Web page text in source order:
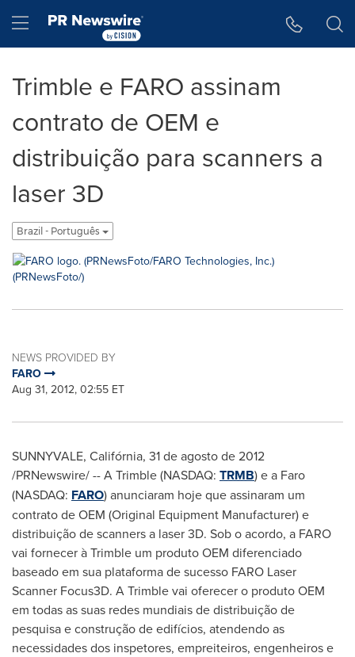
Hamburger menu
Trimble e FARO assinam
contrato de OEM e
distribuição para scanners a
laser 3D
Brazil - Português
NEWS PROVIDED BY
FARO
Aug 31, 2012, 02:55 ET
SUNNYVALE, Califórnia, 31 de agosto de 2012
/PRNewswire/ -- A Trimble (NASDAQ: TRMB) e a Faro
(NASDAQ: FARO) anunciaram hoje que assinaram um
contrato de OEM (Original Equipment Manufacturer) e
distribuição de scanners a laser 3D. Sob o acordo, a FARO
vai fornecer à Trimble um produto OEM diferenciado
baseado em sua plataforma de sucesso FARO Laser
Scanner Focus3D. A Trimble vai oferecer o produto OEM
em todas as suas redes mundiais de distribuição de
pesquisa e construção de edifícios, atendendo as
necessidades dos inspetores, empreiteiros, engenheiros e